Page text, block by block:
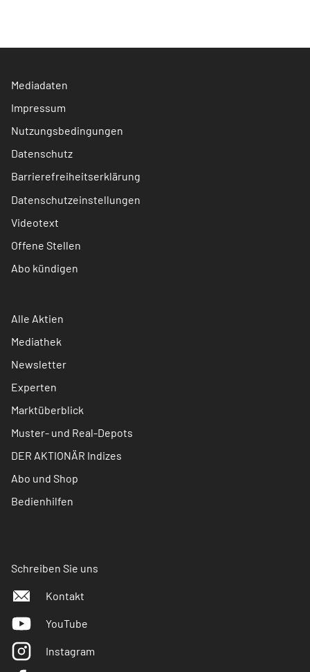
Mediadaten
Impressum
Nutzungsbedingungen
Datenschutz
Barrierefreiheitserklärung
Datenschutzeinstellungen
Videotext
Offene Stellen
Abo kündigen
Alle Aktien
Mediathek
Newsletter
Experten
Marktüberblick
Muster- und Real-Depots
DER AKTIONÄR Indizes
Abo und Shop
Bedienhilfen
Schreiben Sie uns
Kontakt
YouTube
Instagram